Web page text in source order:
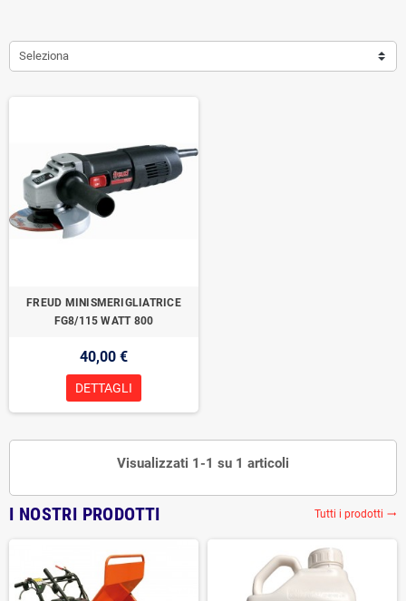
Seleziona
FREUD MINISMERIGLIATRICE
FG8/115 WATT 800
40,00 €
DETTAGLI
Visualizzati 1-1 su 1 articoli
I NOSTRI PRODOTTI Tutti i prodotti trending_flat